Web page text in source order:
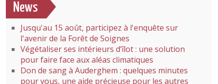
News
Jusqu'au 15 août, participez à l'enquête sur
l'avenir de la Forêt de Soignes
Végétaliser ses intérieurs d’îlot : une solution
pour faire face aux aléas climatiques
Don de sang à Auderghem : quelques minutes
pour vous, une aide précieuse pour les autres